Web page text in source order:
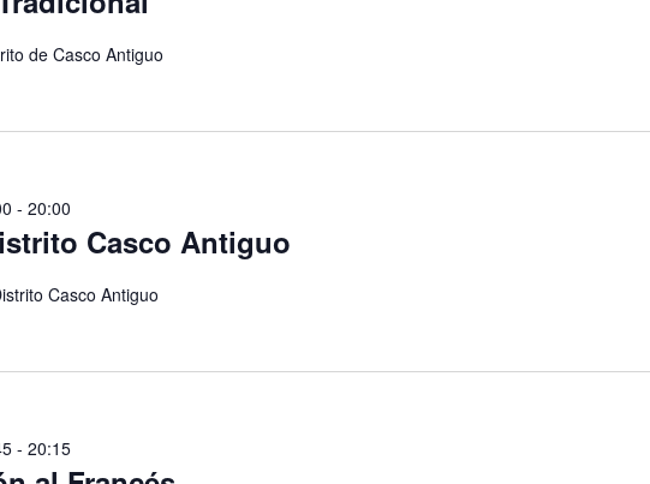
de Casco Antiguo
Casco Antiguo
-20:00
Casco Antiguo
-20:15